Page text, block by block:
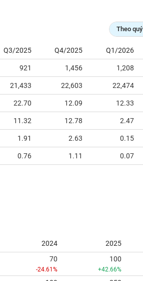
Theo quý
Q3/2025 Q4/2025 Q1/2026
921 1,456 1,208
21,433 22,603 22,474
22.70 12.09 12.33
11.32 12.78 2.47
1.91 2.63 0.15
0.76 1.11 0.07
2024 2025
70
-24.61%
100
+42.66%